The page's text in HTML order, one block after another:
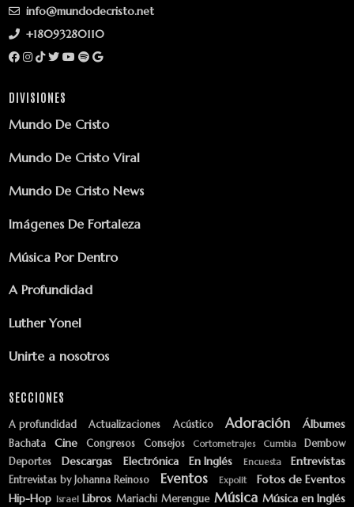
info@mundodecristo.net
+18093280110
DIVISIONES
Mundo De Cristo
Mundo De Cristo Viral
Mundo De Cristo News
Imágenes De Fortaleza
Música Por Dentro
A Profundidad
Luther Yonel
Unirte a nosotros
SECCIONES
A profundidad Actualizaciones Acústico Adoración Álbumes
Bachata Cine Congresos Consejos Cortometrajes Cumbia
Dembow
Deportes
Descargas Electrónica En Inglés Encuesta Entrevistas
Entrevistas by Johanna Reinoso Eventos Expolit
Fotos de Eventos
Hip-Hop Israel Libros Mariachi Merengue Música Música en Inglés